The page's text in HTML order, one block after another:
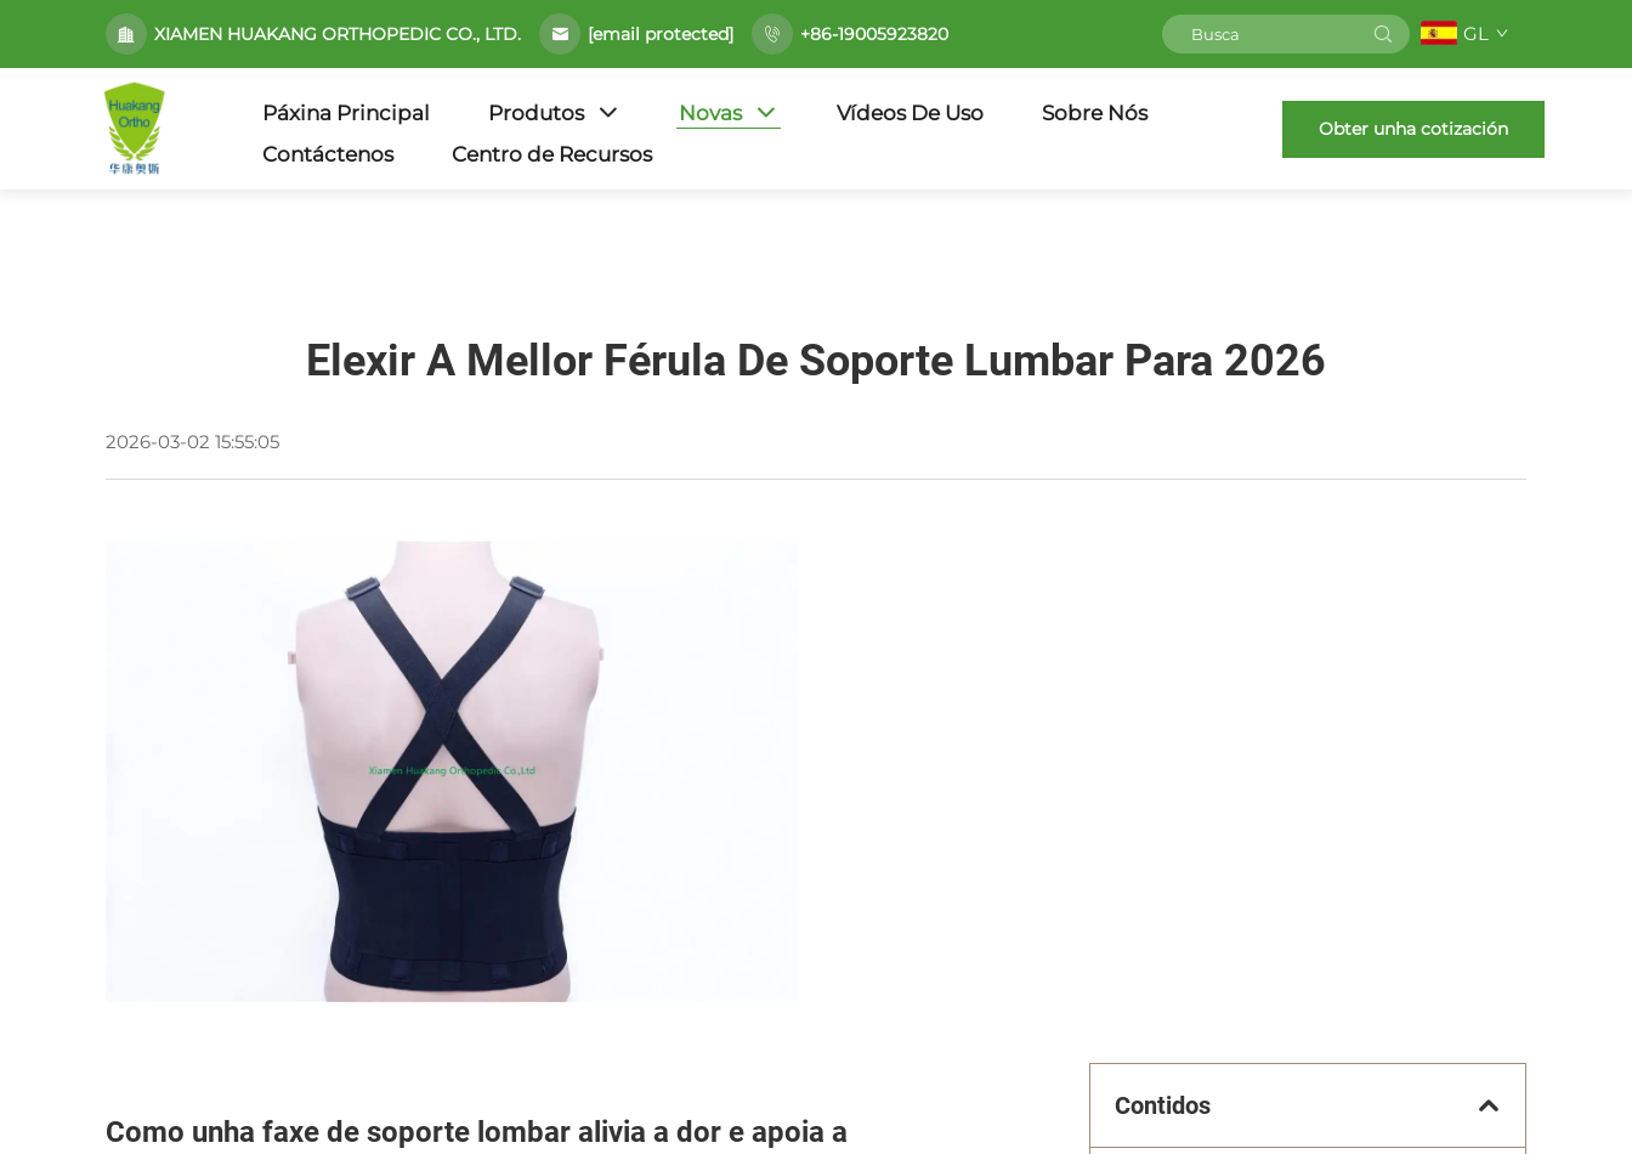
XIAMEN HUAKANG ORTHOPEDIC CO., LTD. [email protected] +86-19005923820 GL
Páxina Principal Produtos Novas Vídeos De Uso
Sobre Nós
Contáctenos
Centro de Recursos
Obter unha cotización
Elexir A Mellor Férula De Soporte Lumbar Para 2026
2026-03-02 15:55:05
Como unha faxe de soporte lombar alivia a dor e apoia a
Contidos